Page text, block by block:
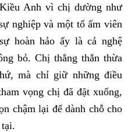
Anh vì chị dường như
nghiệp và một tổ ấm viên
hoàn hảo ấy là cả nghệ
bỏ. Chị thẳng thắn thừa
mà chỉ giữ những điều
vọng chị đã đặt xuống,
chậm lại để dành chỗ cho